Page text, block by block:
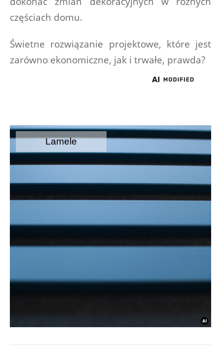
częściach domu.
Świetne rozwiązanie projektowe, które jest
zarówno ekonomiczne, jak i trwałe, prawda?
Lamele